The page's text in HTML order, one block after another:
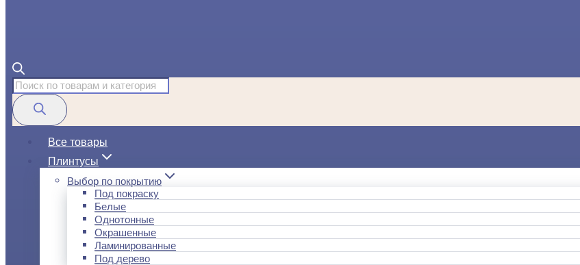
Поиск
товаров
Все товары
Плинтусы
Выбор по покрытию
Под покраску
Белые
Однотонные
Окрашенные
Ламинированные
Под дерево